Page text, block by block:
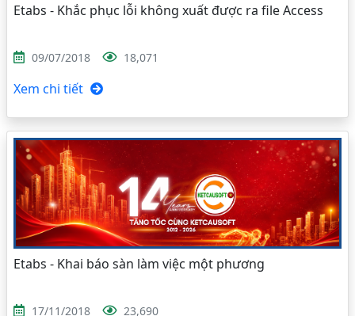
Etabs - Khắc phục lỗi không xuất được ra file Access
09/07/2018 18,071
Xem chi tiết
Etabs - Khai báo sàn làm việc một phương
17/11/2018 23,690